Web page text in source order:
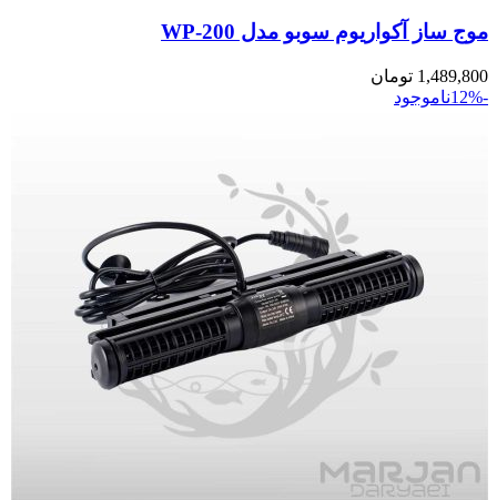
موج ساز آکواریوم سوبو مدل WP-200
1,489,800 تومان
-12%
ناموجود